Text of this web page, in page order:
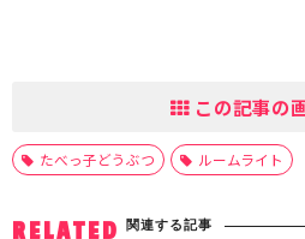
この記事の
たべっ子どうぶつ ルームライト
RELATED 関連する記事